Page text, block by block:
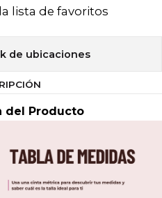
lista de favoritos
de ubicaciones
del Producto